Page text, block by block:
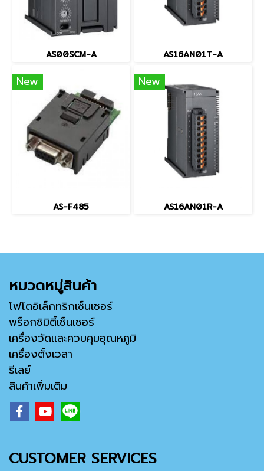
AS00SCM-A AS16AN01T-A
New
AS-F485
New
AS16AN01R-A
หมวดหมู่สินค้า
โฟโตอิเล็กทริกเซ็นเซอร์
พร็อกซิมิตี้เซ็นเซอร์
เครื่องวัดและควบคุมอุณหภูมิ
เครื่องตั้งเวลา
รีเลย์
สินค้าเพิ่มเติม
CUSTOMER SERVICES